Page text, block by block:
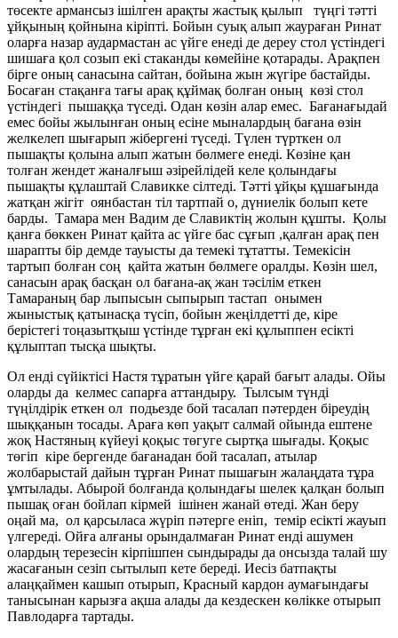
төсекте армансыз ішілген арақты жастық қылып түңгі тәтті
ұйқының қойнына кіріпті. Бойын суық алып жаураған Ринат
оларға назар аудармастан ас үйге енеді де дереу стол үстіндегі
шишаға қол созып екі стаканды көмейіне қотарады. Арақпен
бірге оның санасына сайтан, бойына жын жүгіре бастайды.
Босаған стақанға тағы арақ құймақ болған оның көзі стол
үстіндегі пышаққа түседі. Одан көзін алар емес. Бағанағыдай
емес бойы жылынған оның есіне мыналардың бағана өзін
желкелеп шығарып жібергені түседі. Түлен түрткен ол
пышақты қолына алып жатын бөлмеге енеді. Көзіне қан
толған жендет жаналғыш әзірейлідей келе қолындағы
пышақты құлаштай Славикке сілтеді. Тәтті ұйқы құшағында
жатқан жігіт оянбастан тіл тартпай о, дүниелік болып кете
барды. Тамара мен Вадим де Славиктің жолын құшты. Қолы
қанға бөккен Ринат қайта ас үйге бас сұғып ,қалған арақ пен
шарапты бір демде тауысты да темекі тұтатты. Темекісін
тартып болған соң қайта жатын бөлмеге оралды. Көзін шел,
санасын арақ басқан ол бағана-ақ жан тәсілім еткен
Тамараның бар лыпысын сыпырып тастап онымен
жыныстық қатынасқа түсіп, бойын жеңілдетті де, кіре
берістегі тоңазытқыш үстінде тұрған екі құлыппен есікті
құлыптап тысқа шықты.
Ол енді сүйіктісі Настя тұратын үйге қарай бағыт алады. Ойы
оларды да келмес сапарға аттандыру. Тылсым түнді
түңілдірік еткен ол подьезде бой тасалап пәтерден біреудің
шыққанын тосады. Араға көп уақыт салмай ойында ештене
жоқ Настяның күйеуі қоқыс төгуге сыртқа шығады. Қоқыс
төгіп кіре бергенде бағанадан бой тасалап, атылар
жолбарыстай дайын тұрған Ринат пышағын жалаңдата тұра
ұмтылады. Абырой болғанда қолындағы шелек қалқан болып
пышақ оған бойлап кірмей ішінен жанай өтеді. Жан беру
оңай ма, ол қарсыласа жүріп пәтерге еніп, темір есікті жауып
үлгереді. Ойға алғаны орындалмаған Ринат енді ашумен
олардың терезесін кірпішпен сындырады да онсызда талай шу
жасағанын сезіп сытылып кете береді. Иесіз батпақты
алаңқаймен кашып отырып, Красный кардон аумағындағы
танысынан карызға ақша алады да кездескен көлікке отырып
Павлодарға тартады.